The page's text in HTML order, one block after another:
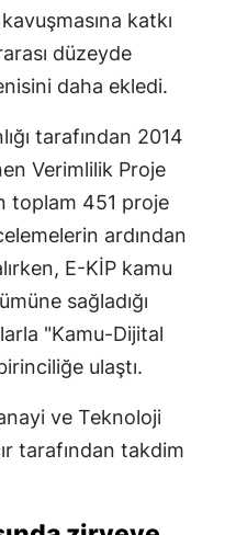
katkı
düzeyde
daha ekledi.
tarafından 2014
Verimlilik Proje
toplam 451 proje
ardından
E-KİP kamu
sağladığı
"Kamu-Dijital
ulaştı.
ve Teknoloji
tarafından takdim